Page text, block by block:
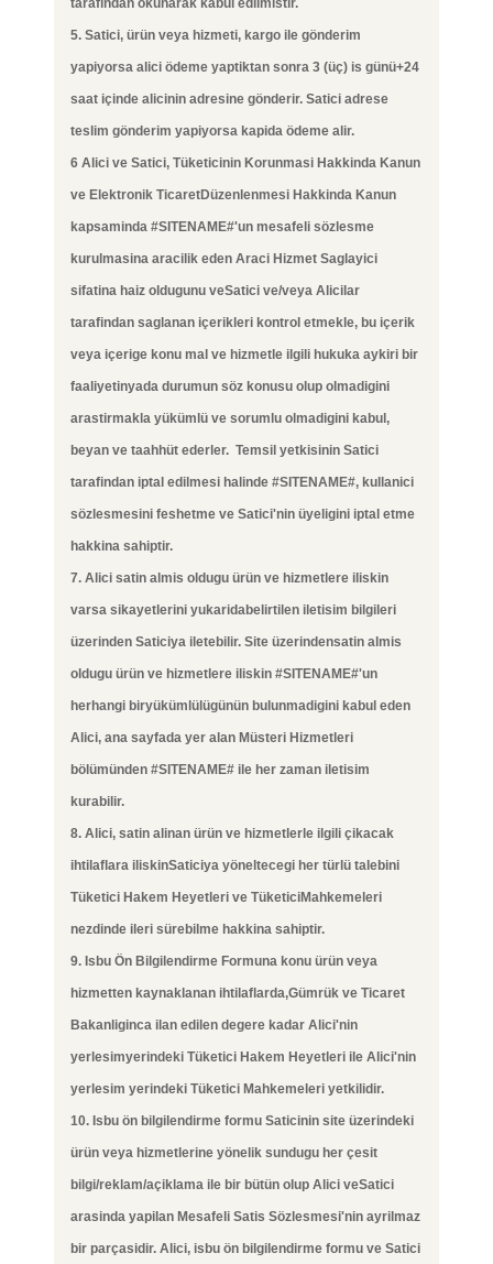
tarafindan okunarak kabul edilmistir.
5. Satici, ürün veya hizmeti, kargo ile gönderim
yapiyorsa alici ödeme yaptiktan sonra 3 (üç) is günü+24
saat içinde alicinin adresine gönderir. Satici adrese
teslim gönderim yapiyorsa kapida ödeme alir.
6 Alici ve Satici, Tüketicinin Korunmasi Hakkinda Kanun
ve Elektronik TicaretDüzenlenmesi Hakkinda Kanun
kapsaminda #SITENAME#'un mesafeli sözlesme
kurulmasina aracilik eden Araci Hizmet Saglayici
sifatina haiz oldugunu veSatici ve/veya Alicilar
tarafindan saglanan içerikleri kontrol etmekle, bu içerik
veya içerige konu mal ve hizmetle ilgili hukuka aykiri bir
faaliyetinyada durumun söz konusu olup olmadigini
arastirmakla yükümlü ve sorumlu olmadigini kabul,
beyan ve taahhüt ederler. Temsil yetkisinin Satici
tarafindan iptal edilmesi halinde #SITENAME#, kullanici
sözlesmesini feshetme ve Satici'nin üyeligini iptal etme
hakkina sahiptir.
7. Alici satin almis oldugu ürün ve hizmetlere iliskin
varsa sikayetlerini yukaridabelirtilen iletisim bilgileri
üzerinden Saticiya iletebilir. Site üzerindensatin almis
oldugu ürün ve hizmetlere iliskin #SITENAME#'un
herhangi biryükümlülügünün bulunmadigini kabul eden
Alici, ana sayfada yer alan Müsteri Hizmetleri
bölümünden #SITENAME# ile her zaman iletisim
kurabilir.
8. Alici, satin alinan ürün ve hizmetlerle ilgili çikacak
ihtilaflara iliskinSaticiya yöneltecegi her türlü talebini
Tüketici Hakem Heyetleri ve TüketiciMahkemeleri
nezdinde ileri sürebilme hakkina sahiptir.
9. Isbu Ön Bilgilendirme Formuna konu ürün veya
hizmetten kaynaklanan ihtilaflarda,Gümrük ve Ticaret
Bakanliginca ilan edilen degere kadar Alici'nin
yerlesimyerindeki Tüketici Hakem Heyetleri ile Alici'nin
yerlesim yerindeki Tüketici Mahkemeleri yetkilidir.
10. Isbu ön bilgilendirme formu Saticinin site üzerindeki
ürün veya hizmetlerine yönelik sundugu her çesit
bilgi/reklam/açiklama ile bir bütün olup Alici veSatici
arasinda yapilan Mesafeli Satis Sözlesmesi'nin ayrilmaz
bir parçasidir. Alici, isbu ön bilgilendirme formu ve Satici